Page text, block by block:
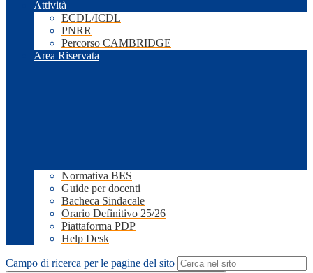
Attività
ECDL/ICDL
PNRR
Percorso CAMBRIDGE
Area Riservata
Normativa BES
Guide per docenti
Bacheca Sindacale
Orario Definitivo 25/26
Piattaforma PDP
Help Desk
Campo di ricerca per le pagine del sito